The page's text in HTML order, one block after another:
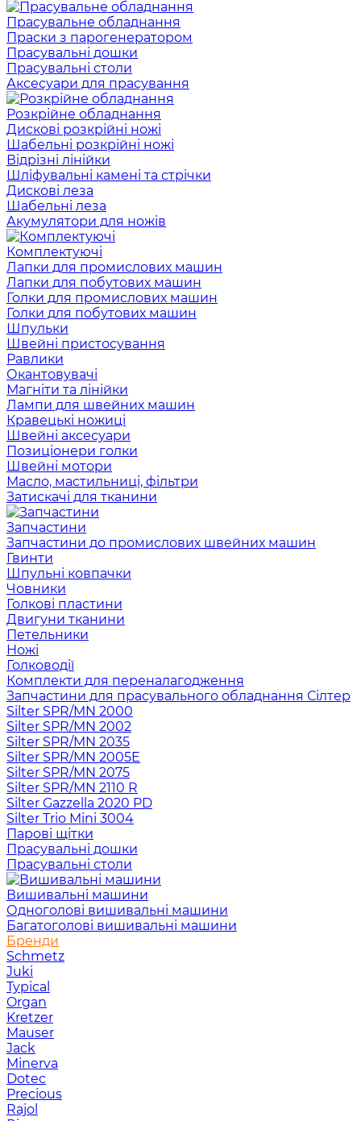
Прасувальне обладнання
Праски з парогенератором
Прасувальні дошки
Прасувальні столи
Аксесуари для прасування
Розкрійне обладнання
Дискові розкрійні ножі
Шабельні розкрійні ножі
Відрізні лінійки
Шліфувальні камені та стрічки
Дискові леза
Шабельні леза
Акумулятори для ножів
Комплектуючі
Лапки для промислових машин
Лапки для побутових машин
Голки для промислових машин
Голки для побутових машин
Шпульки
Швейні пристосування
Равлики
Окантовувачі
Магніти та лінійки
Лампи для швейних машин
Кравецькі ножиці
Швейні аксесуари
Позиціонери голки
Швейні мотори
Масло, мастильниці, фільтри
Затискачі для тканини
Запчастини
Запчастини до промислових швейних машин
Гвинти
Шпульні ковпачки
Човники
Голкові пластини
Двигуни тканини
Петельники
Ножі
Голководії
Комплекти для переналагодження
Запчастини для прасувального обладнання Сілтер
Silter SPR/MN 2000
Silter SPR/MN 2002
Silter SPR/MN 2035
Silter SPR/MN 2005E
Silter SPR/MN 2075
Silter SPR/MN 2110 R
Silter Gazzella 2020 PD
Silter Trio Mini 3004
Парові щітки
Прасувальні дошки
Прасувальні столи
Вишивальні машини
Одноголові вишивальні машини
Багатоголові вишивальні машини
Бренди
Schmetz
Juki
Typical
Organ
Kretzer
Mauser
Jack
Minerva
Dotec
Precious
Rajol